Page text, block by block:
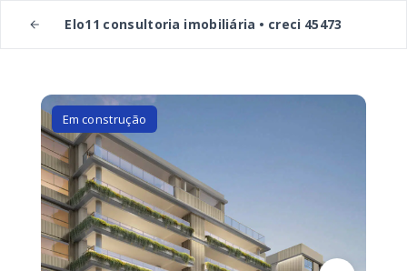
Elo11 consultoria imobiliária • creci 45473
Em construção